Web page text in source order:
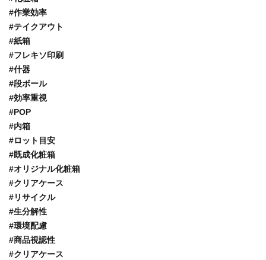
#作業効率
#テイクアウト
#紙箱
#フレキソ印刷
#什器
#段ボール
#効率重視
#POP
#内箱
#ロット目安
#既成化粧箱
#オリジナル化粧箱
#クリアケース
#リサイクル
#生分解性
#環境配慮
#商品視認性
#クリアケース